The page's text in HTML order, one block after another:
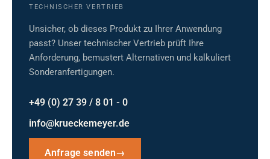
TECHNISCHER VERTRIEB
Unsicher, ob dieses Produkt zu Ihrer Anwendung
passt? Unser technischer Vertrieb prüft Ihre
Anforderung, bemustert Alternativen und kalkuliert
Sonderanfertigungen.
+49 (0) 27 39 / 8 01 - 0
info@krueckemeyer.de
Anfrage senden→